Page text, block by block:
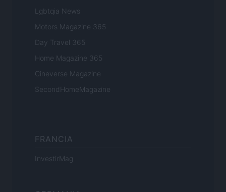
Lgbtqia News
Motors Magazine 365
Day Travel 365
Home Magazine 365
Cineverse Magazine
SecondHomeMagazine
FRANCIA
InvestirMag